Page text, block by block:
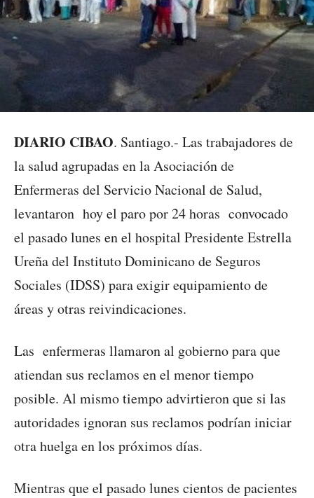
DIARIO CIBAO. Santiago.- Las trabajadores de
la salud agrupadas en la Asociación de
Enfermeras del Servicio Nacional de Salud,
levantaron hoy el paro por 24 horas convocado
el pasado lunes en el hospital Presidente Estrella
Ureña del Instituto Dominicano de Seguros
Sociales (IDSS) para exigir equipamiento de
áreas y otras reivindicaciones.
Las enfermeras llamaron al gobierno para que
atiendan sus reclamos en el menor tiempo
posible. Al mismo tiempo advirtieron que si las
autoridades ignoran sus reclamos podrían iniciar
otra huelga en los próximos días.
Mientras que el pasado lunes cientos de pacientes